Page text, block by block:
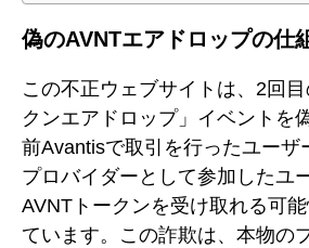
偽のAVNTエアドロップの仕
この不正ウェブサイトは、2回
クンエアドロップ」イベントを
前Avantisで取引を行ったユーザ
プロバイダーとして参加したユ
AVNTトークンを受け取れる可
ています。この詐欺は、本物の